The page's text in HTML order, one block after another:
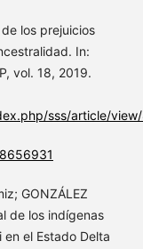
de los prejuicios
In:
vol. 18, 2019.
sss/article/
GONZÁLEZ
de los indígenas
el Estado Delta